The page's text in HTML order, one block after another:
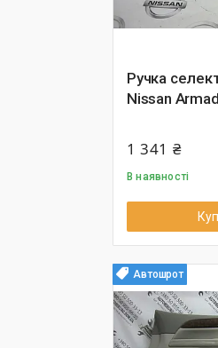
Ручка
Nissan
1 341 ₴
В наявності
Автошрот